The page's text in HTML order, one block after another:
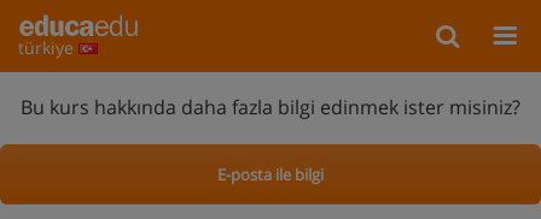
türkiye
Bu kurs hakkında daha fazla bilgi edinmek ister misiniz?
E-posta ile bilgi